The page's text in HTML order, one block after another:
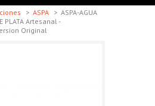
> ASPA > ASPA-AGUA
PLATA Artesanal -
Original